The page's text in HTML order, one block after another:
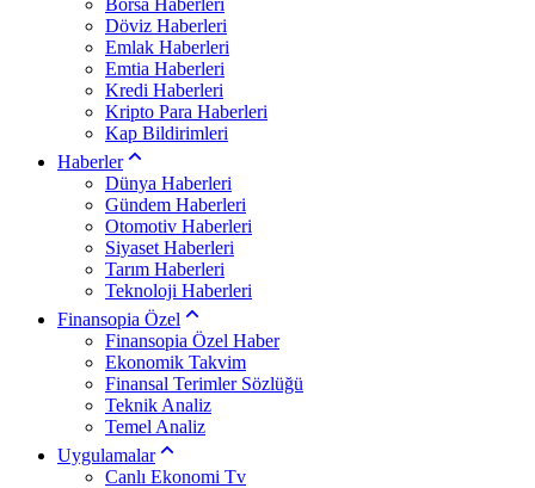
Borsa Haberleri
Döviz Haberleri
Emlak Haberleri
Emtia Haberleri
Kredi Haberleri
Kripto Para Haberleri
Kap Bildirimleri
Haberler
Dünya Haberleri
Gündem Haberleri
Otomotiv Haberleri
Siyaset Haberleri
Tarım Haberleri
Teknoloji Haberleri
Finansopia Özel
Finansopia Özel Haber
Ekonomik Takvim
Finansal Terimler Sözlüğü
Teknik Analiz
Temel Analiz
Uygulamalar
Canlı Ekonomi Tv